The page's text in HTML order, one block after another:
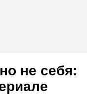
не себя: